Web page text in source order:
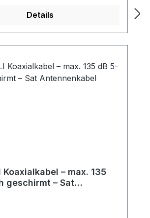
32
Details
Koaxialkabel – max. 135
geschirmt – Sat